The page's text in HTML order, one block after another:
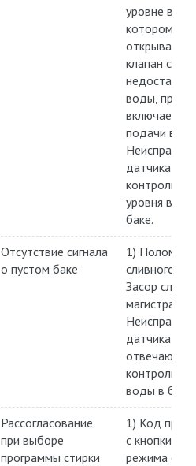
уровне
котором
открывается
клапан
воды, при
включается
подачи
датчика,
уровня
баке.
Отсутствие сигнала
о пустом баке
1) Поломка
сливного
Засор
магистрали.
датчика,
контроль
воды в баке.
Рассогласование
при выборе
программы стирки
1) Код
с кнопки
режима